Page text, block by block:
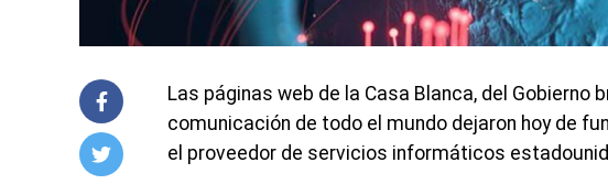
Las páginas web de la Casa Blanca, del
comunicación de todo el mundo dejaron hoy de
el proveedor de servicios informáticos